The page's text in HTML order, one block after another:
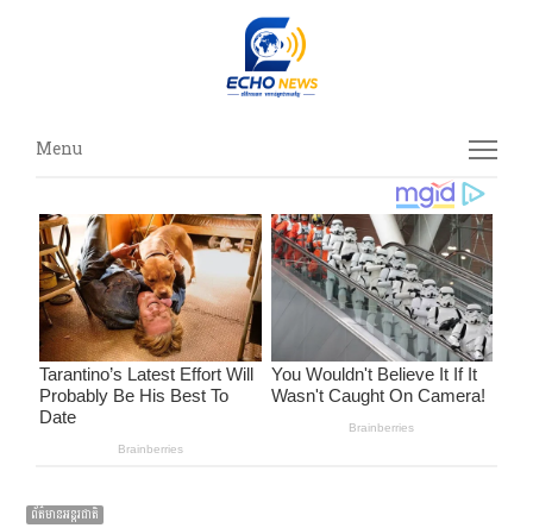
Menu
Menu
ព័ត៌មានអន្ដរជាតិ